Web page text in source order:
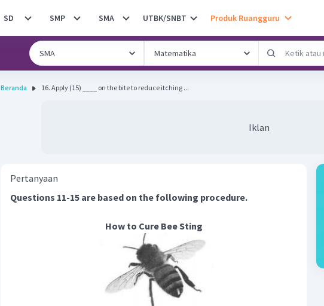
SD SMP SMA UTBK/SNBT Produk Ruangguru
Beranda 16. Apply (15) ____ on the bite to reduce itching ...
Iklan
Pertanyaan
Questions 11-15 are based on the following procedure.
How to Cure Bee Sting